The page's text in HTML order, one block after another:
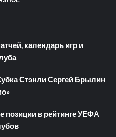
календарь игр и
Стэнли Сергей Брылин
позиции в рейтинге УЕФА